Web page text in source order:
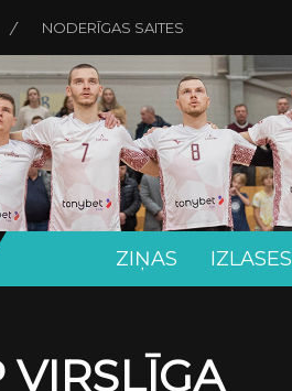
NODERĪGAS SAITES
ZIŅAS IZLASES
VIRSLĪGA